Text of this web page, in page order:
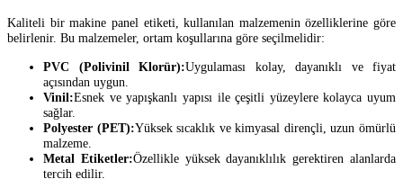
Kaliteli bir makine panel etiketi, kullanılan malzemenin özelliklerine göre
belirlenir. Bu malzemeler, ortam koşullarına göre seçilmelidir:
PVC (Polivinil Klorür):Uygulaması kolay, dayanıklı ve fiyat
açısından uygun.
Vinil:Esnek ve yapışkanlı yapısı ile çeşitli yüzeylere kolayca uyum
sağlar.
Polyester (PET):Yüksek sıcaklık ve kimyasal dirençli, uzun ömürlü
malzeme.
Metal Etiketler:Özellikle yüksek dayanıklılık gerektiren alanlarda
tercih edilir.